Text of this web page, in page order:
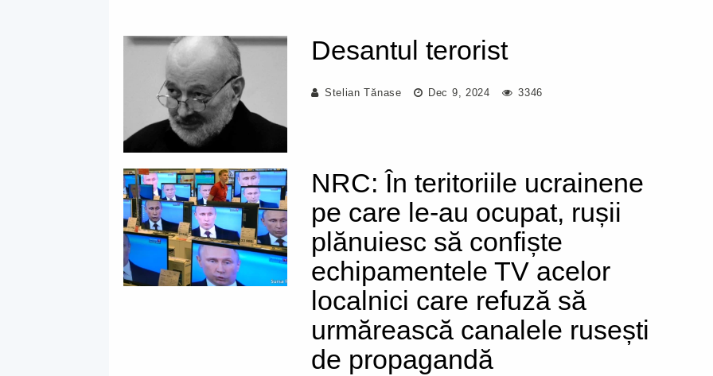
Desantul terorist
Stelian Tănase Dec 9, 2024 3346
NRC: În teritoriile ucrainene
pe care le-au ocupat, rușii
plănuiesc să confiște
echipamentele TV acelor
localnici care refuză să
urmărească canalele rusești
de propagandă